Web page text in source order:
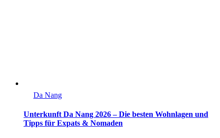
Da Nang
Unterkunft Da Nang 2026 – Die besten Wohnlagen und
Tipps für Expats & Nomaden